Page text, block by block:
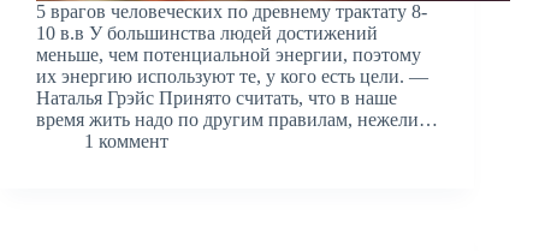
5 врагов человеческих по древнему трактату 8-
10 в.в У большинства людей достижений
меньше, чем потенциальной энергии, поэтому
их энергию используют те, у кого есть цели. —
Наталья Грэйс Принято считать, что в наше
время жить надо по другим правилам, нежели…
1 коммент